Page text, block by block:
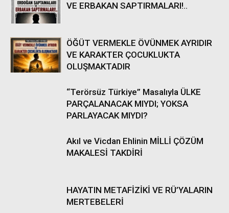
VE ERBAKAN SAPTIRMALARI!..
ÖĞÜT VERMEKLE ÖVÜNMEK AYRIDIR
VE KARAKTER ÇOCUKLUKTA
OLUŞMAKTADIR
“Terörsüz Türkiye” Masalıyla ÜLKE
PARÇALANACAK MIYDI; YOKSA
PARLAYACAK MIYDI?
Akıl ve Vicdan Ehlinin MİLLİ ÇÖZÜM
MAKALESİ TAKDİRİ
HAYATIN METAFİZİKİ VE RÜ’YALARIN
MERTEBELERİ